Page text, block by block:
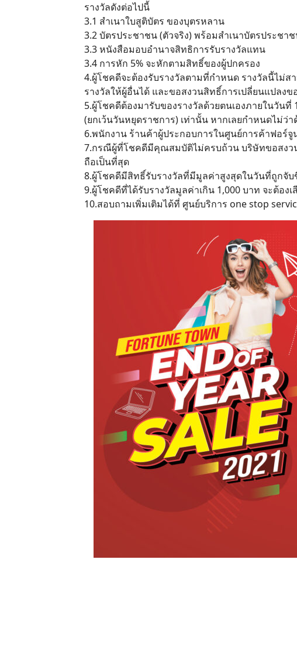
รางวัลดังต่อไปนี้
3.1 สำเนาใบสูติบัตร ของบุตรหลาน
3.2 บัตรประชาชน (ตัวจริง) พร้อมสำเนาบัตรประชา
3.3 หนังสือมอบอำนาจสิทธิการรับรางวัลแทน
3.4 การหัก 5% จะหักตามสิทธิ์ของผู้ปกครอง
4.ผู้โชคดีจะต้องรับรางวัลตามที่กำหนด รางวัลนี้ไม่ส
รางวัลให้ผู้อื่นได้ และขอสงวนสิทธิ์การเปลี่ยนแปลง
5.ผู้โชคดีต้องมารับของรางวัลด้วยตนเองภายในวัน
(ยกเว้นวันหยุดราชการ) เท่านั้น หากเลยกำหนดไม่ว่
6.พนักงาน ร้านค้าผู้ประกอบการในศูนย์การค้าฟอร์
7.กรณีผู้ที่โชคดีมีคุณสมบัติไม่ครบถ้วน บริษัทขอสงว
ถือเป็นที่สุด
8.ผู้โชคดีมีสิทธิ์รับรางวัลที่มีมูลค่าสูงสุดในวันที่ถูกจับ
9.ผู้โชคดีที่ได้รับรางวัลมูลค่าเกิน 1,000 บาท จะต้อ
10.สอบถามเพิ่มเติมได้ที่ ศูนย์บริการ one stop